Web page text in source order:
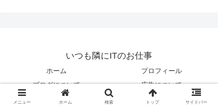
いつも隣にITのお仕事
ホーム
プロフィール
ブログについて
広告について
運営会社
お問い合わせ
メニュー ホーム 検索 トップ サイドバー